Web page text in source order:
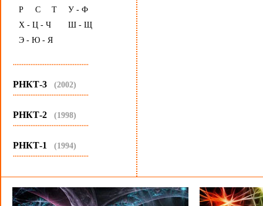
Р
С Т
У - Ф
Х - Ц - Ч
Ш - Щ
Э - Ю - Я
...........................................
РНКТ-3 (2002)
...........................................
РНКТ-2 (1998)
...........................................
РНКТ-1 (1994)
...........................................